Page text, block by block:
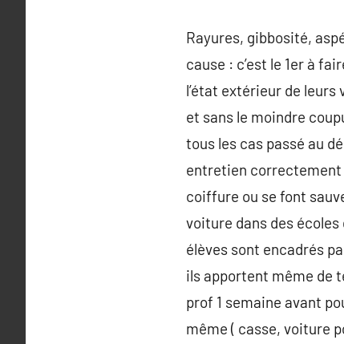
Rayures, gibbosité,
cause : c’est le 1er à
l’état extérieur de
et sans le moindre
tous les cas passé au
entretien correctement
coiffure ou se font
voiture dans des écoles
élèves sont encadrés
ils apportent même de
prof 1 semaine avant
même ( casse, voiture